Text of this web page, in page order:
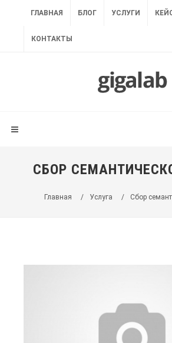
ГЛАВНАЯ БЛОГ УСЛУГИ
КОНТАКТЫ
СБОР
Главная / Услуга / Сбор